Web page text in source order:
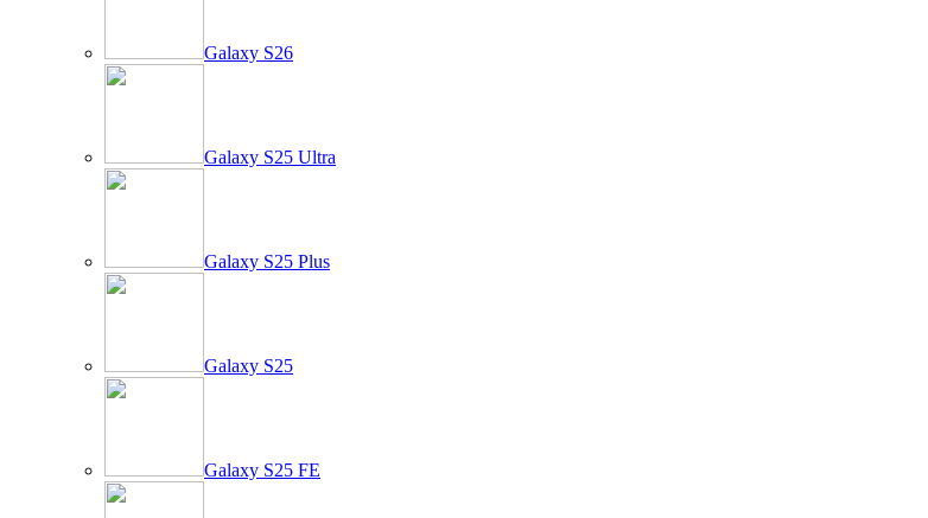
Galaxy S26
Galaxy S25 Ultra
Galaxy S25 Plus
Galaxy S25
Galaxy S25 FE